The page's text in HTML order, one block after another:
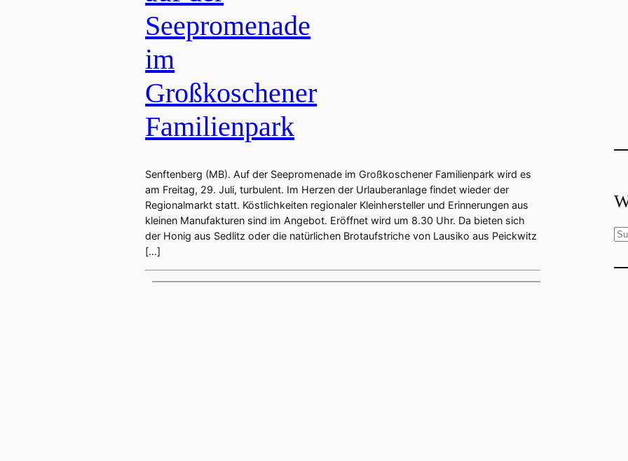
Seepromenade
im
Großkoschener
Familienpark
Senftenberg (MB). Auf der Seepromenade im Großkoschener Familienpark wird es
am Freitag, 29. Juli, turbulent. Im Herzen der Urlauberanlage findet wieder der
Regionalmarkt statt. Köstlichkeiten regionaler Kleinhersteller und Erinnerungen aus
kleinen Manufakturen sind im Angebot. Eröffnet wird um 8.30 Uhr. Da bieten sich
der Honig aus Sedlitz oder die natürlichen Brotaufstriche von Lausiko aus Peickwitz
[…]
S
c